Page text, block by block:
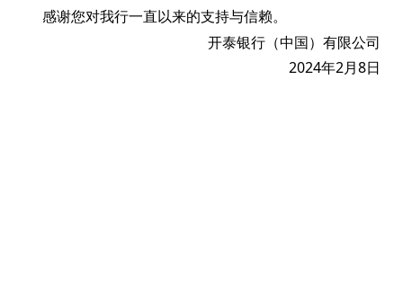
感谢您对我行一直以来的支持与信赖。
开泰银行（中国）有限公司
2024年2月8日